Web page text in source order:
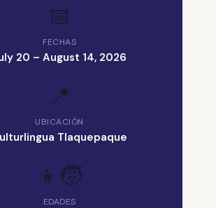
📅
FECHAS
20 – August 14, 2026
📍
UBICACIÓN
Tlaquepaque
👧🧒
EDADES